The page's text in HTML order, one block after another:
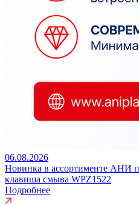
06.08.2026
Новинка в ассортименте АНИ
клавиша смыва WPZ1522
Подробнее